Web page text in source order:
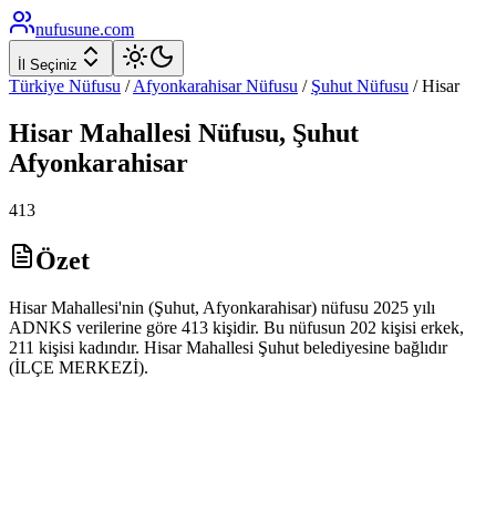
nufusune.com
İl Seçiniz
Türkiye Nüfusu / AfyonkarahisarNüfusu / Şuhut Nüfusu /Hisar
Hisar Mahallesi Nüfusu, Şuhut
Afyonkarahisar
413
Özet
Hisar Mahallesi'nin (Şuhut, Afyonkarahisar) nüfusu 2025 yılı
ADNKS verilerine göre 413 kişidir. Bu nüfusun 202 kişisi erkek,
211 kişisi kadındır. Hisar Mahallesi Şuhut belediyesine bağlıdır
(İLÇE MERKEZİ).